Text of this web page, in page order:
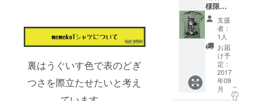
裏はうぐいす色で表のどぎ
つさを際立たせたいと考え
ンガード」
オンライン
ストアのバ
イヤーが審
査し、イラ
ストを服や
バッグに具
様限
定】
memek
oTシャ
ツ 1着
予定一
般販売
価格は
5600円
（税
支援
者：
1人
お届
け予
定：
2017
年09
月
こ
の
リ